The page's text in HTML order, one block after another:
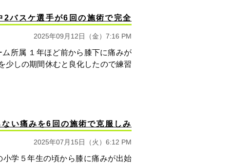
バスケ選手が6回の施術で完全
2025年09月12日（金）7:16 PM
属 １年ほど前から膝下に痛みが
少しの期間休むと良化したので練習
い痛みを6回の施術で克服しみ
2025年07月15日（火）6:12 PM
学５年生の頃から膝に痛みが出始